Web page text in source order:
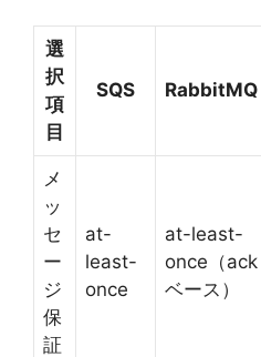
選
択
項
目
SQS RabbitMQ
メ
ッ
セ
ー
ジ
保
証
at-
least-
once
at-least-
once（ack
ベース）